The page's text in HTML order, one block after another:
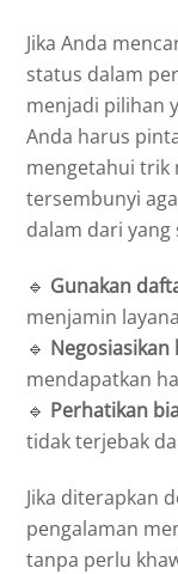
Jika Anda
status dalam
menjadi pilihan
Anda harus
mengetahui trik
tersembunyi
dalam dari yang
🔹 Gunakan
menjamin
🔹
mendapatkan
🔹 Perhatikan
tidak terjebak
Jika diterapkan
pengalaman
tanpa perlu